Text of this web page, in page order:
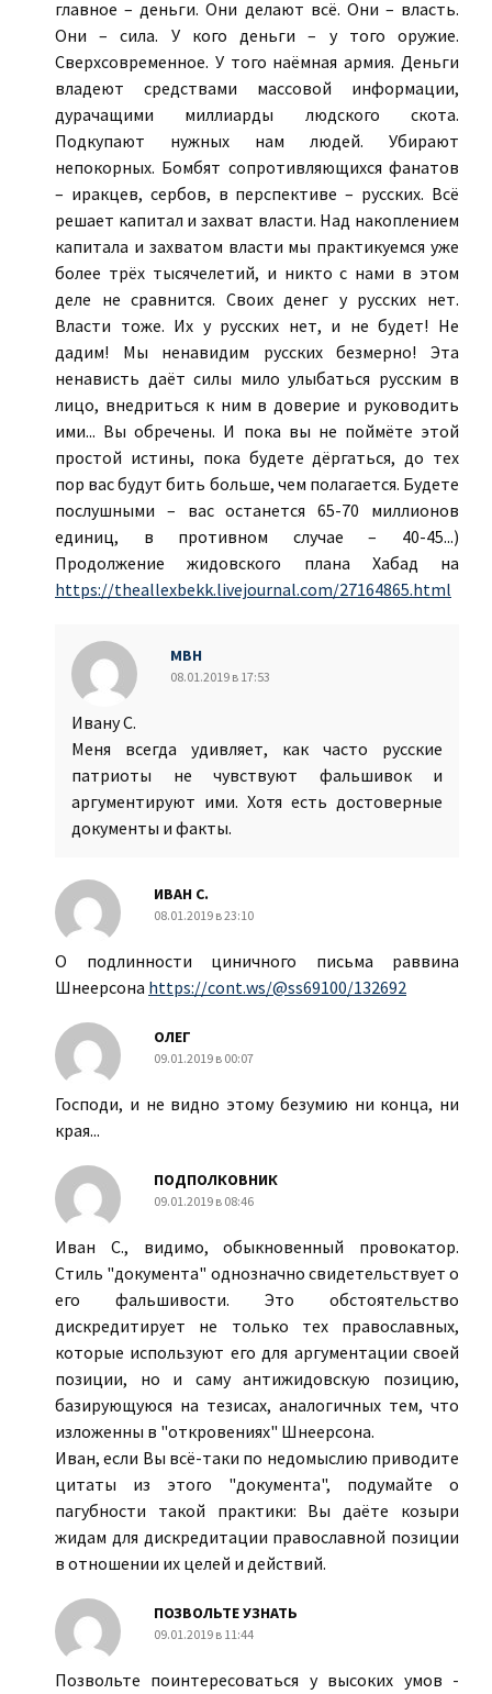
главное – деньги. Они делают всё. Они – власть.
Они – сила. У кого деньги – у того оружие.
Сверхсовременное. У того наёмная армия. Деньги
владеют средствами массовой информации,
дурачащими миллиарды людского скота.
Подкупают нужных нам людей. Убирают
непокорных. Бомбят сопротивляющихся фанатов
– иракцев, сербов, в перспективе – русских. Всё
решает капитал и захват власти. Над накоплением
капитала и захватом власти мы практикуемся уже
более трёх тысячелетий, и никто с нами в этом
деле не сравнится. Своих денег у русских нет.
Власти тоже. Их у русских нет, и не будет! Не
дадим! Мы ненавидим русских безмерно! Эта
ненависть даёт силы мило улыбаться русским в
лицо, внедриться к ним в доверие и руководить
ими... Вы обречены. И пока вы не поймёте этой
простой истины, пока будете дёргаться, до тех
пор вас будут бить больше, чем полагается. Будете
послушными – вас останется 65-70 миллионов
единиц, в противном случае – 40-45...)
Продолжение жидовского плана Хабад на
https://theallexbekk.livejournal.com/27164865.html
МВН
08.01.2019 в 17:53
Ивану С.
Меня всегда удивляет, как часто русские
патриоты не чувствуют фальшивок и
аргументируют ими. Хотя есть достоверные
документы и факты.
ИВАН С.
08.01.2019 в 23:10
О подлинности циничного письма раввина
Шнеерсона https://cont.ws/@ss69100/132692
ОЛЕГ
09.01.2019 в 00:07
Господи, и не видно этому безумию ни конца, ни
края...
ПОДПОЛКОВНИК
09.01.2019 в 08:46
Иван С., видимо, обыкновенный провокатор.
Стиль "документа" однозначно свидетельствует о
его фальшивости. Это обстоятельство
дискредитирует не только тех православных,
которые используют его для аргументации своей
позиции, но и саму антижидовскую позицию,
базирующуюся на тезисах, аналогичных тем, что
изложенны в "откровениях" Шнеерсона.
Иван, если Вы всё-таки по недомыслию приводите
цитаты из этого "документа", подумайте о
пагубности такой практики: Вы даёте козыри
жидам для дискредитации православной позиции
в отношении их целей и действий.
ПОЗВОЛЬТЕ УЗНАТЬ
09.01.2019 в 11:44
Позвольте поинтересоваться у высоких умов -